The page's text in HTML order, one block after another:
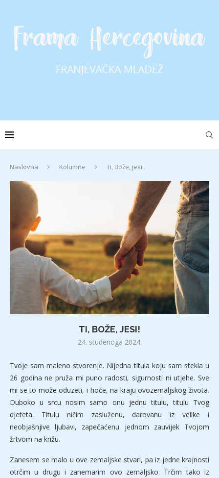
Naslovna Kolumne Ti, Bože, jesi!
TI, BOŽE, JESI!
24. studenoga 2024.
Tvoje sam maleno stvorenje. Nijedna titula koju sam stekla u
26 godina ne pruža mi puno radosti, sigurnosti ni utjehe. Sve
mi se to može oduzeti, i hoće, na kraju ovozemaljskog života.
Duboko u srcu nosim samo onu jednu titulu, titulu Tvog
djeteta. Titulu ničim zasluženu, darovanu iz velike i
neobjašnjive ljubavi, zapečaćenu jednom zauvijek Tvojom
žrtvom na križu.
Zanesem se malo u ove zemaljske stvari, pa iz jedne krajnosti
otrčim u drugu i zanemarim ovo zemaljsko. Trčim tako iz